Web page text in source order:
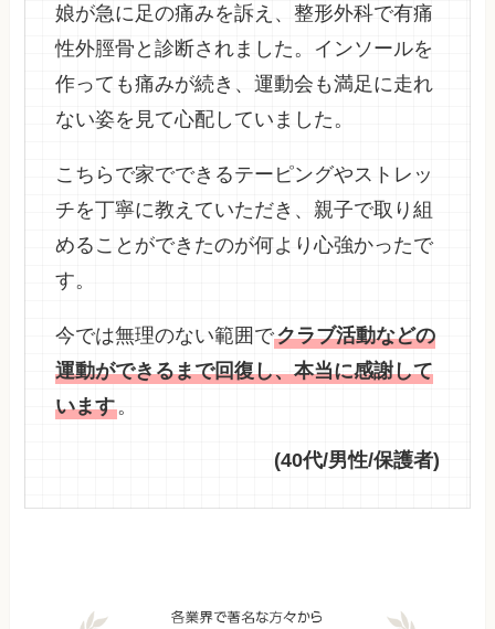
娘が急に足の痛みを訴え、整形外科で有痛
性外脛骨と診断されました。インソールを
作っても痛みが続き、運動会も満足に走れ
ない姿を見て心配していました。
こちらで家でできるテーピングやストレッ
チを丁寧に教えていただき、親子で取り組
めることができたのが何より心強かったで
す。
今では無理のない範囲でクラブ活動などの
運動ができるまで回復し、本当に感謝して
います。
(40代/男性/保護者)